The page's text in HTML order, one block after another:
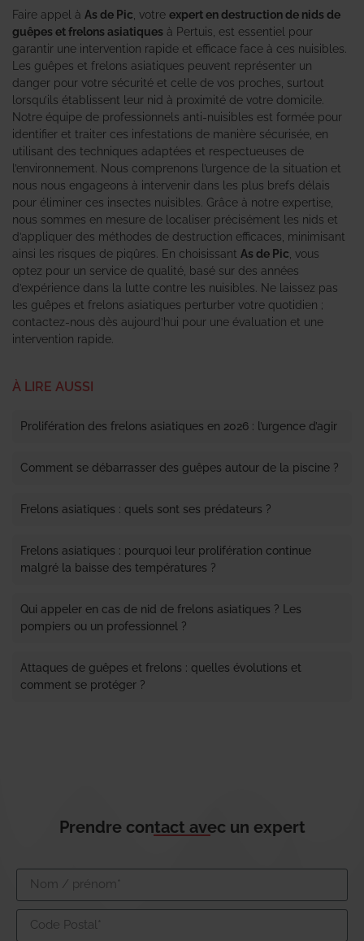
Faire appel à As de Pic , votre expert en destruction de nids de
guêpes et frelons asiatiques à Pertuis, est essentiel pour
garantir une intervention rapide et efficace face à ces nuisibles.
Les guêpes et frelons asiatiques peuvent représenter un
danger pour votre sécurité et celle de vos proches, surtout
lorsqu’ils établissent leur nid à proximité de votre domicile.
Notre équipe de professionnels anti-nuisibles est formée pour
identifier et traiter ces infestations de manière sécurisée, en
utilisant des techniques adaptées et respectueuses de
l’environnement. Nous comprenons l’urgence de la situation et
nous nous engageons à intervenir dans les plus brefs délais
pour éliminer ces insectes nuisibles. Grâce à notre expertise,
nous sommes en mesure de localiser précisément les nids et
d’appliquer des méthodes de destruction efficaces, minimisant
ainsi les risques de piqûres. En choisissant As de Pic , vous
optez pour un service de qualité, basé sur des années
d’expérience dans la lutte contre les nuisibles. Ne laissez pas
les guêpes et frelons asiatiques perturber votre quotidien ;
contactez-nous dès aujourd’hui pour une évaluation et une
intervention rapide.
À LIRE AUSSI
Prolifération des frelons asiatiques en 2026 : l’urgence d’agir
Comment se débarrasser des guêpes autour de la piscine ?
Frelons asiatiques : quels sont ses prédateurs ?
Frelons asiatiques : pourquoi leur prolifération continue
malgré la baisse des températures ?
Qui appeler en cas de nid de frelons asiatiques ? Les
pompiers ou un professionnel ?
Attaques de guêpes et frelons : quelles évolutions et
comment se protéger ?
Prendre contact avec un expert